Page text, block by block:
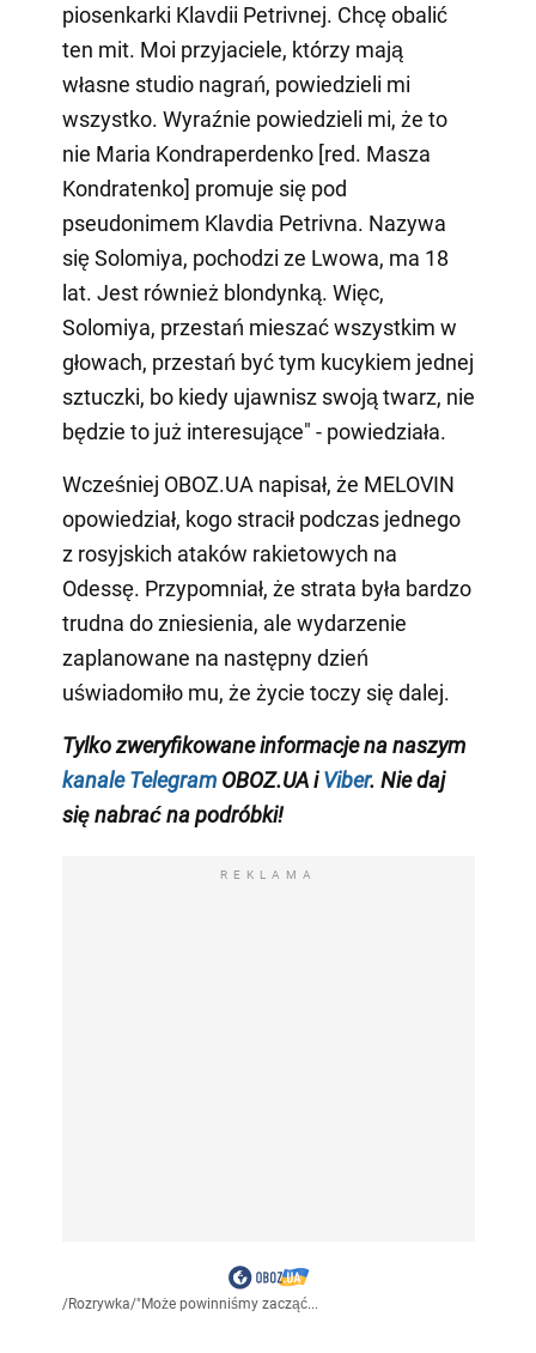
piosenkarki Klavdii Petrivnej. Chcę obalić
ten mit. Moi przyjaciele, którzy mają
własne studio nagrań, powiedzieli mi
wszystko. Wyraźnie powiedzieli mi, że to
nie Maria Kondraperdenko [red. Masza
Kondratenko] promuje się pod
pseudonimem Klavdia Petrivna. Nazywa
się Solomiya, pochodzi ze Lwowa, ma 18
lat. Jest również blondynką. Więc,
Solomiya, przestań mieszać wszystkim w
głowach, przestań być tym kucykiem jednej
sztuczki, bo kiedy ujawnisz swoją twarz, nie
będzie to już interesujące" - powiedziała.
Wcześniej OBOZ.UA napisał, że MELOVIN
opowiedział, kogo stracił podczas jednego
z rosyjskich ataków rakietowych na
Odessę. Przypomniał, że strata była bardzo
trudna do zniesienia, ale wydarzenie
zaplanowane na następny dzień
uświadomiło mu, że życie toczy się dalej.
Tylko zweryfikowane informacje na naszym
kanale TelegramOBOZ.UA iViber. Nie daj
się nabrać na podróbki!
REKLAMA
/Rozrywka/"Może powinniśmy zacząć...